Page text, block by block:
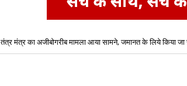
छत्तीसगढ़ स्टेट पावर कंपनीज़ (CSPC) ने कुल 1235 पदों पर भर्ती के लिये